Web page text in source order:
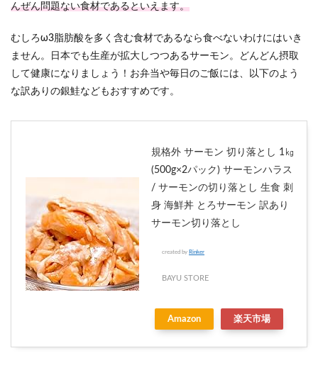
んぜん問題ない食材であるといえます。
むしろω3脂肪酸を多く含む食材であるなら食べないわけにはいき
ません。日本でも生産が拡大しつつあるサーモン。どんどん摂取
して健康になりましょう！お弁当や毎日のご飯には、以下のよう
な訳ありの銀鮭などもおすすめです。
規格外 サーモン 切り落とし 1㎏
(500g×2パック) サーモンハラス
/ サーモンの切り落とし 生食 刺
身 海鮮丼 とろサーモン 訳あり
サーモン切り落とし
created by Rinker
BAYU STORE
Amazon 楽天市場